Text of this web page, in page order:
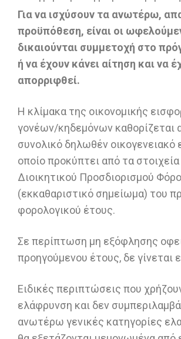
Για να ισχύσουν τα ανωτέρω,
προϋπόθεση, είναι οι
δικαιούνται συμμετοχή στο
ή να έχουν κάνει αίτηση και να
απορριφθεί.
Η κλίμακα της οικονομικής
γονέων/κηδεμόνων καθορίζεται
συνολικό δηλωθέν οικογενειακό
οποίο προκύπτει από τα
Διοικητικού Προσδιορισμού
(εκκαθαριστικό σημείωμα) του
φορολογικού έτους.
Σε περίπτωση μη εξόφλησης
προηγούμενου έτους, δε γίνεται
Ειδικές περιπτώσεις που
ελάφρυνση και δεν
ανωτέρω γενικές κατηγορίες